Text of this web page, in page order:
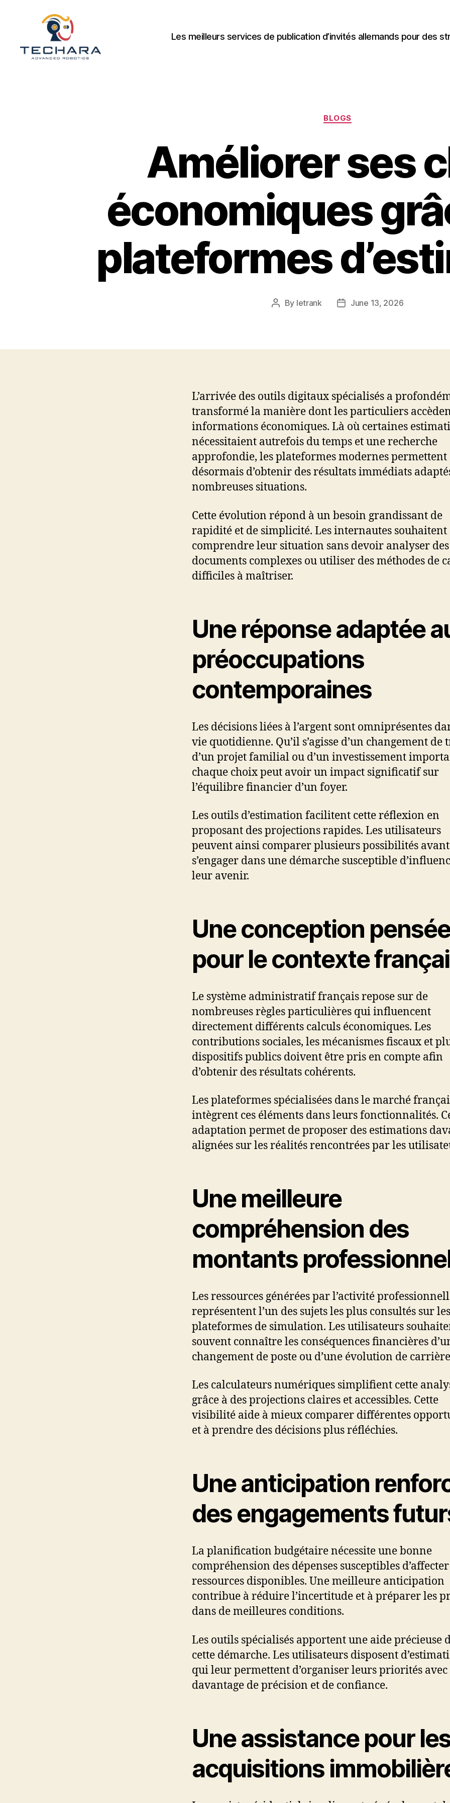
Les meilleurs services de publication d’invités allemands pour des
Categories
BLOGS
Améliorer ses
économiques
plateformes
Post
By letrank
PostJune 13, 2026
L’arrivée des outils digitaux spécialisés a
transformé la manière dont les particuliers
informations économiques. Là où certaines
nécessitaient autrefois du temps et une recherche
approfondie, les plateformes modernes permettent
désormais d’obtenir des résultats immédiats
nombreuses situations.
Cette évolution répond à un besoin grandissant de
rapidité et de simplicité. Les internautes souhaitent
comprendre leur situation sans devoir analyser des
documents complexes ou utiliser des méthodes de
difficiles à maîtriser.
Une réponse adaptée
préoccupations
contemporaines
Les décisions liées à l’argent sont omniprésentes
vie quotidienne. Qu’il s’agisse d’un changement de
d’un projet familial ou d’un investissement
chaque choix peut avoir un impact significatif sur
l’équilibre financier d’un foyer.
Les outils d’estimation facilitent cette réflexion en
proposant des projections rapides. Les utilisateurs
peuvent ainsi comparer plusieurs possibilités
s’engager dans une démarche susceptible
leur avenir.
Une conception
pour le contexte
Le système administratif français repose sur de
nombreuses règles particulières qui influencent
directement différents calculs économiques. Les
contributions sociales, les mécanismes fiscaux et
dispositifs publics doivent être pris en compte afin
d’obtenir des résultats cohérents.
Les plateformes spécialisées dans le marché
intègrent ces éléments dans leurs fonctionnalités.
adaptation permet de proposer des estimations
alignées sur les réalités rencontrées par les
Une meilleure
compréhension des
montants
Les ressources générées par l’activité
représentent l’un des sujets les plus consultés sur les
plateformes de simulation. Les utilisateurs
souvent connaître les conséquences financières
changement de poste ou d’une évolution de
Les calculateurs numériques simplifient cette
grâce à des projections claires et accessibles. Cette
visibilité aide à mieux comparer différentes
et à prendre des décisions plus réfléchies.
Une anticipation
des engagements
La planification budgétaire nécessite une bonne
compréhension des dépenses susceptibles
ressources disponibles. Une meilleure anticipation
contribue à réduire l’incertitude et à préparer les
dans de meilleures conditions.
Les outils spécialisés apportent une aide précieuse
cette démarche. Les utilisateurs disposent
qui leur permettent d’organiser leurs priorités avec
davantage de précision et de confiance.
Une assistance pour
acquisitions